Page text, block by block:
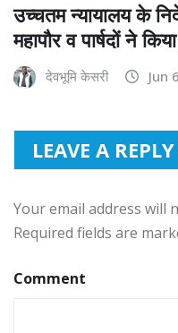
उच्चतम न्यायालय के
महापौर व पार्षदों ने
देवभूमि केसरी Jun
LEAVE A REPLY
Your email address will
Required fields are
Comment